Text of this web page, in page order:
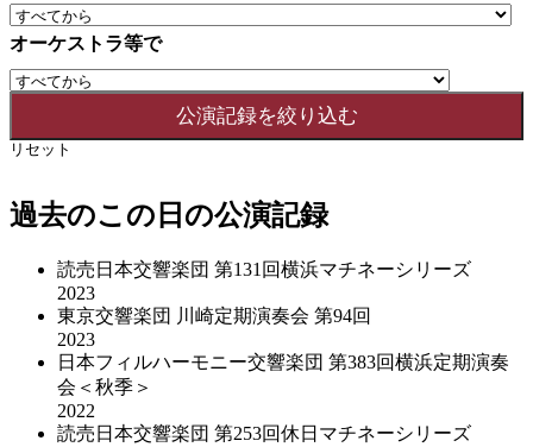
オーケストラ等で
リセット
過去のこの日の公演記録
読売日本交響楽団 第131回横浜マチネーシリーズ
2023
東京交響楽団 川崎定期演奏会 第94回
2023
日本フィルハーモニー交響楽団 第383回横浜定期演奏
会＜秋季＞
2022
読売日本交響楽団 第253回休日マチネーシリーズ